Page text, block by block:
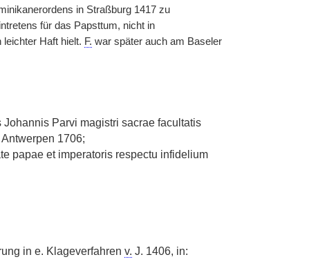
in Straßburg 1417 zu
für das Papsttum, nicht in
leichter Haft hielt. F. war später auch am Baseler
Parvi magistri sacrae facultatis
1706;
papae et imperatoris respectu infidelium
in e. Klageverfahren v. J. 1406, in: